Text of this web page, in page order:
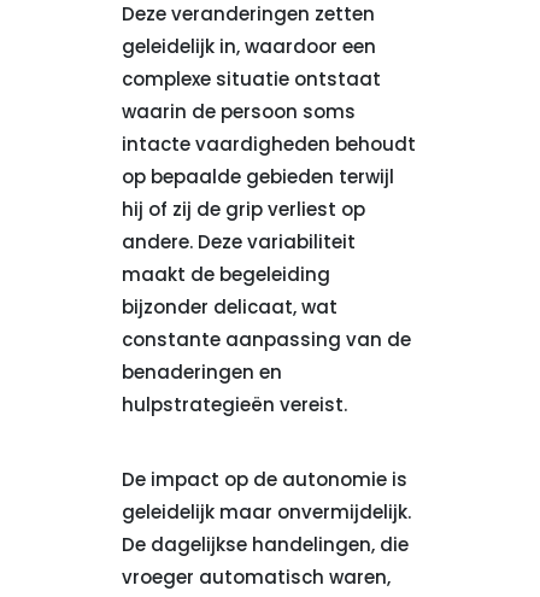
Deze veranderingen zetten
geleidelijk in, waardoor een
complexe situatie ontstaat
waarin de persoon soms
intacte vaardigheden behoudt
op bepaalde gebieden terwijl
hij of zij de grip verliest op
andere. Deze variabiliteit
maakt de begeleiding
bijzonder delicaat, wat
constante aanpassing van de
benaderingen en
hulpstrategieën vereist.
De impact op de autonomie is
geleidelijk maar onvermijdelijk.
De dagelijkse handelingen, die
vroeger automatisch waren,